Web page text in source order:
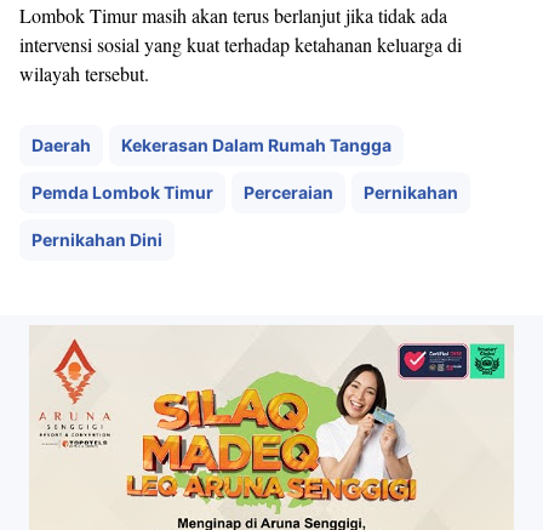
Lombok Timur masih akan terus berlanjut jika tidak ada
intervensi sosial yang kuat terhadap ketahanan keluarga di
wilayah tersebut.
Daerah Kekerasan Dalam Rumah Tangga
Pemda Lombok Timur Perceraian Pernikahan
Pernikahan Dini